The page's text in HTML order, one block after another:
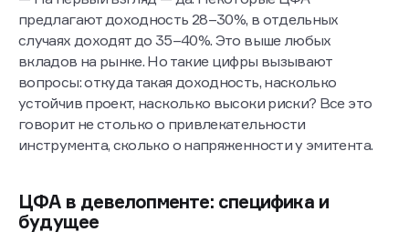
предлагают доходность 28–30%, в отдельных
случаях доходят до 35–40%. Это выше любых
вкладов на рынке. Но такие цифры вызывают
вопросы: откуда такая доходность, насколько
устойчив проект, насколько высоки риски? Все это
говорит не столько о привлекательности
инструмента, сколько о напряженности у эмитента.
ЦФА в девелопменте: специфика и
будущее